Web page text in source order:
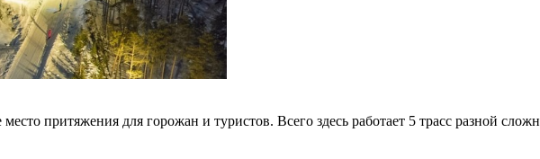
притяжения для горожан и туристов. Всего здесь работает 5 трасс разной